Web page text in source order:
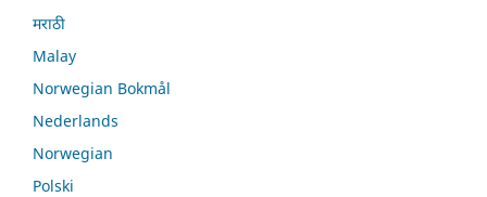
मराठी
Malay
Norwegian Bokmål
Nederlands
Norwegian
Polski